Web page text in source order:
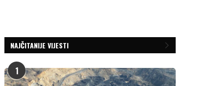
NAJČITANIJE VIJESTI
1